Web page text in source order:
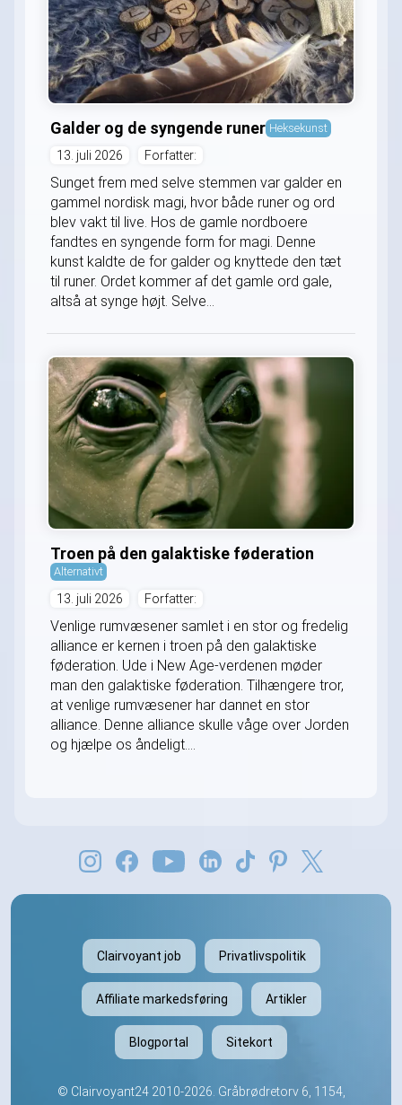
Galder og de syngende runer Heksekunst
13. juli 2026 Forfatter:
Sunget frem med selve stemmen var galder en
gammel nordisk magi, hvor både runer og ord
blev vakt til live. Hos de gamle nordboere
fandtes en syngende form for magi. Denne
kunst kaldte de for galder og knyttede den tæt
til runer. Ordet kommer af det gamle ord gale,
altså at synge højt. Selve...
Troen på den galaktiske føderation
Alternativt
13. juli 2026 Forfatter:
Venlige rumvæsener samlet i en stor og fredelig
alliance er kernen i troen på den galaktiske
føderation. Ude i New Age-verdenen møder
man den galaktiske føderation. Tilhængere tror,
at venlige rumvæsener har dannet en stor
alliance. Denne alliance skulle våge over Jorden
og hjælpe os åndeligt....
Clairvoyant job Privatlivspolitik
Affiliate markedsføring Artikler
Blogportal Sitekort
© Clairvoyant242010-2026. Gråbrødretorv 6, 1154,